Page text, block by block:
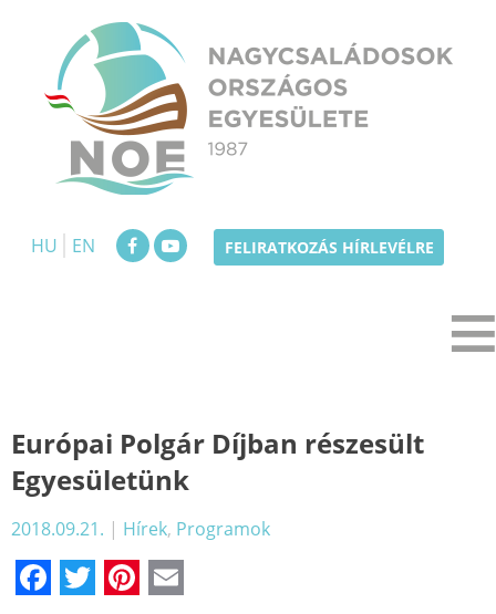
content
HU
EN FELIRATKOZÁS HÍRLEVÉLRE
Európai Polgár Díjban részesült
Egyesületünk
2018.09.21. | Hírek, Programok
Facebook
TwitterPinterest